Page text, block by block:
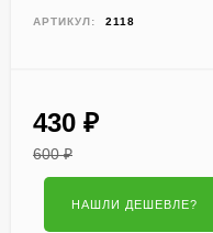
АРТИКУЛ: 2118
430 ₽
600₽